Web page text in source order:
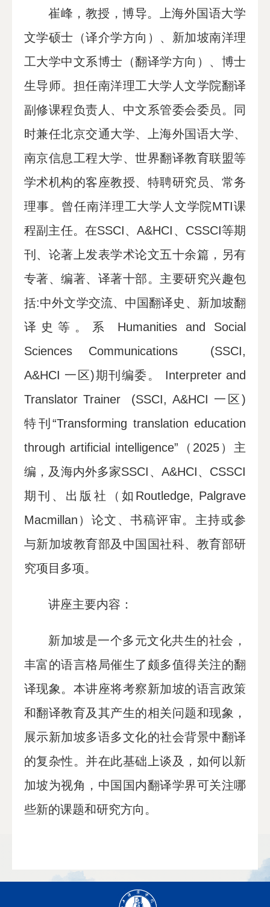
崔峰，教授，博导。上海外国语大学
文学硕士（译介学方向）、新加坡南洋理
工大学中文系博士（翻译学方向）、博士
生导师。担任南洋理工大学人文学院翻译
副修课程负责人、中文系管委会委员。同
时兼任北京交通大学、上海外国语大学、
南京信息工程大学、世界翻译教育联盟等
学术机构的客座教授、特聘研究员、常务
理事。曾任南洋理工大学人文学院MTI课
程副主任。在SSCI、A&HCI、CSSCI等期
刊、论著上发表学术论文五十余篇，另有
专著、编著、译著十部。主要研究兴趣包
括:中外文学交流、中国翻译史、新加坡翻
译史等。系 Humanities and Social
Sciences Communications (SSCI,
A&HCI 一区)期刊编委。 Interpreter and
Translator Trainer (SSCI, A&HCI 一区)
特刊“Transforming translation education
through artificial intelligence”（2025）主
编，及海内外多家SSCI、A&HCI、CSSCI
期刊、出版社（如Routledge, Palgrave
Macmillan）论文、书稿评审。主持或参
与新加坡教育部及中国国社科、教育部研
究项目多项。
讲座主要内容：
新加坡是一个多元文化共生的社会，
丰富的语言格局催生了颇多值得关注的翻
译现象。本讲座将考察新加坡的语言政策
和翻译教育及其产生的相关问题和现象，
展示新加坡多语多文化的社会背景中翻译
的复杂性。并在此基础上谈及，如何以新
加坡为视角，中国国内翻译学界可关注哪
些新的课题和研究方向。